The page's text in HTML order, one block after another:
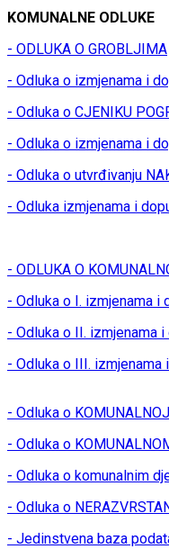
KOMUNALNE ODLUKE
- ODLUKA O GROBLJIMA
- Odluka o izmjenama i
- Odluka o CJENIKU
- Odluka o izmjenama i
- Odluka o utvrđivanju
- Odluka izmjenama i
- ODLUKA O
- Odluka o I. izmjenama i
- Odluka o II. izmjenama
- Odluka o III. izmjenama
- Odluka o
- Odluka o
- Odluka o komunalnim
- Odluka o
- Jedinstvena baza